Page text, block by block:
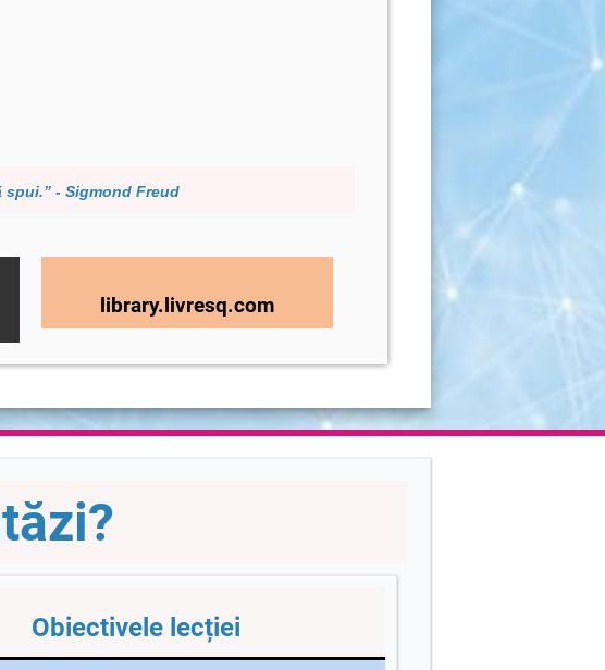
- Sigmond Freud
library.livresq.com
Obiectivele lecției